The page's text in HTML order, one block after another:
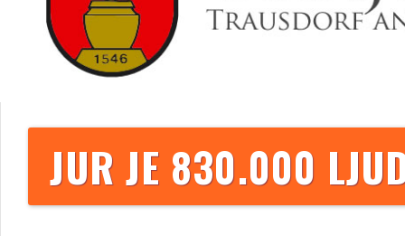
JUR JE 830.000